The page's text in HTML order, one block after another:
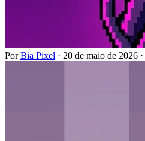
PorBia Pixel · 20 de maio de 2026 ·